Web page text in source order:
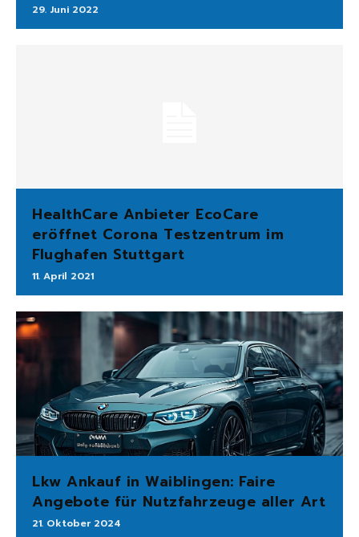
29. Juni 2022
HealthCare Anbieter EcoCare
eröffnet Corona Testzentrum im
Flughafen Stuttgart
11. April 2021
Lkw Ankauf in Waiblingen: Faire
Angebote für Nutzfahrzeuge aller Art
21. Oktober 2024